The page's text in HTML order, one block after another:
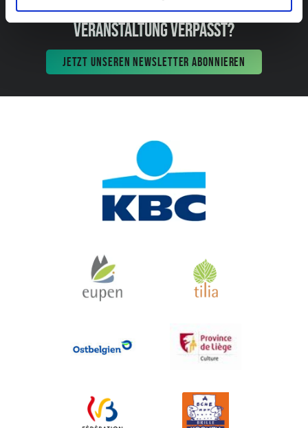
VERANSTALTUNG VERPASST?
JETZT UNSEREN NEWSLETTER ABONNIEREN